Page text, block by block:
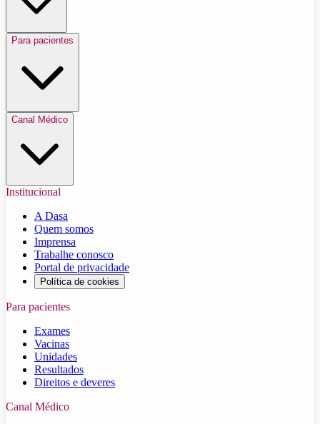
Para pacientes
Canal Médico
Institucional
A Dasa
Quem somos
Imprensa
Trabalhe conosco
Portal de privacidade
Política de cookies
Para pacientes
Exames
Vacinas
Unidades
Resultados
Direitos e deveres
Canal Médico